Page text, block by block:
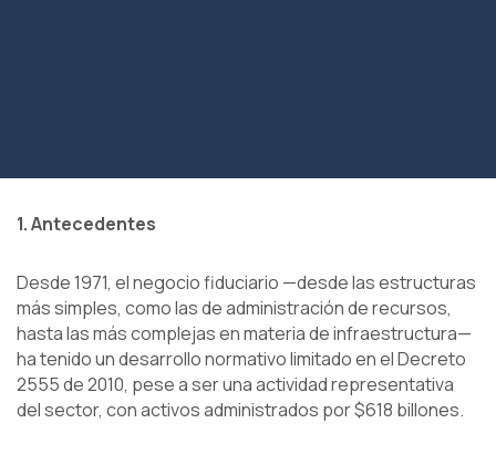
1. Antecedentes
Desde 1971, el negocio fiduciario —desde las estructuras
más simples, como las de administración de recursos,
hasta las más complejas en materia de infraestructura—
ha tenido un desarrollo normativo limitado en el Decreto
2555 de 2010, pese a ser una actividad representativa
del sector, con activos administrados por $618 billones.